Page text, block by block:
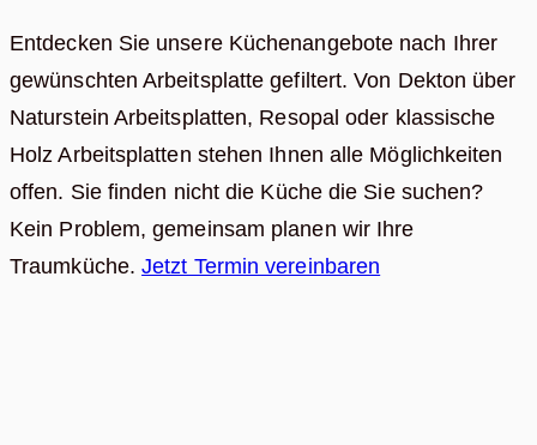
Entdecken Sie unsere Küchenangebote nach Ihrer
gewünschten Arbeitsplatte gefiltert. Von Dekton über
Naturstein Arbeitsplatten, Resopal oder klassische
Holz Arbeitsplatten stehen Ihnen alle Möglichkeiten
offen. Sie finden nicht die Küche die Sie suchen?
Kein Problem, gemeinsam planen wir Ihre
Traumküche.Jetzt Termin vereinbaren